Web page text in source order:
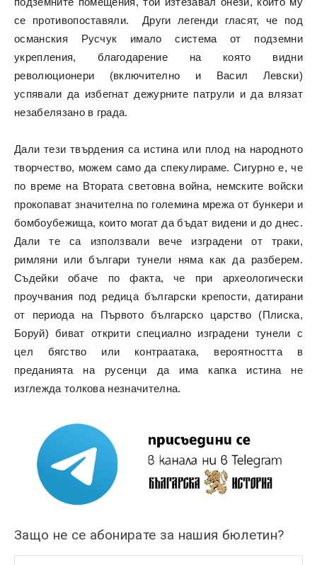
се противопоставяли. Други легенди гласят, че под
османския Русчук имало система от подземни
укрепления, благодарение на която видни
революционери (включително и Васил Левски)
успявали да избегнат дежурните патрули и да влязат
незабелязано в града.
Дали тези твърдения са истина или плод на народното
творчество, можем само да спекулираме. Сигурно е, че
по време на Втората световна война, немските войски
прокопават значителна по големина мрежа от бункери и
бомбоубежища, които могат да бъдат видени и до днес.
Дали те са използвали вече изградени от траки,
римляни или българи тунели няма как да разберем.
Съдейки обаче по факта, че при археологически
проучвания под редица български крепости, датирани
от периода на Първото българско царство (Плиска,
Боруй) биват открити специално изградени тунели с
цел бягство или контраатака, вероятността в
преданията на русенци да има капка истина не
изглежда толкова незначителна.
Защо не се абонирате за нашия бюлетин?